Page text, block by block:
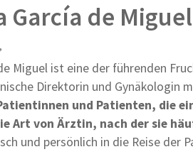
García de
,
Miguel ist eine der führenden
Direktorin und Gynäkologin
und Patienten, die
Art von Ärztin, nach der sie
und persönlich in die Reise der